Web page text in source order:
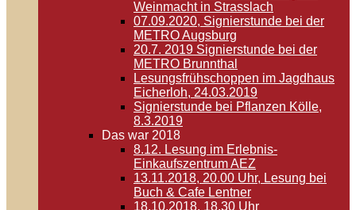
Weinmacht in Strasslach
07.09.2020, Signierstunde bei der
METRO Augsburg
20.7. 2019 Signierstunde bei der
METRO Brunnthal
Lesungsfrühschoppen im Jagdhaus
Eicherloh, 24.03.2019
Signierstunde bei Pflanzen Kölle,
8.3.2019
Das war 2018
8.12. Lesung im Erlebnis-
Einkaufszentrum AEZ
13.11.2018, 20.00 Uhr, Lesung bei
Buch & Cafe Lentner
18.10.2018, 18.30 Uhr